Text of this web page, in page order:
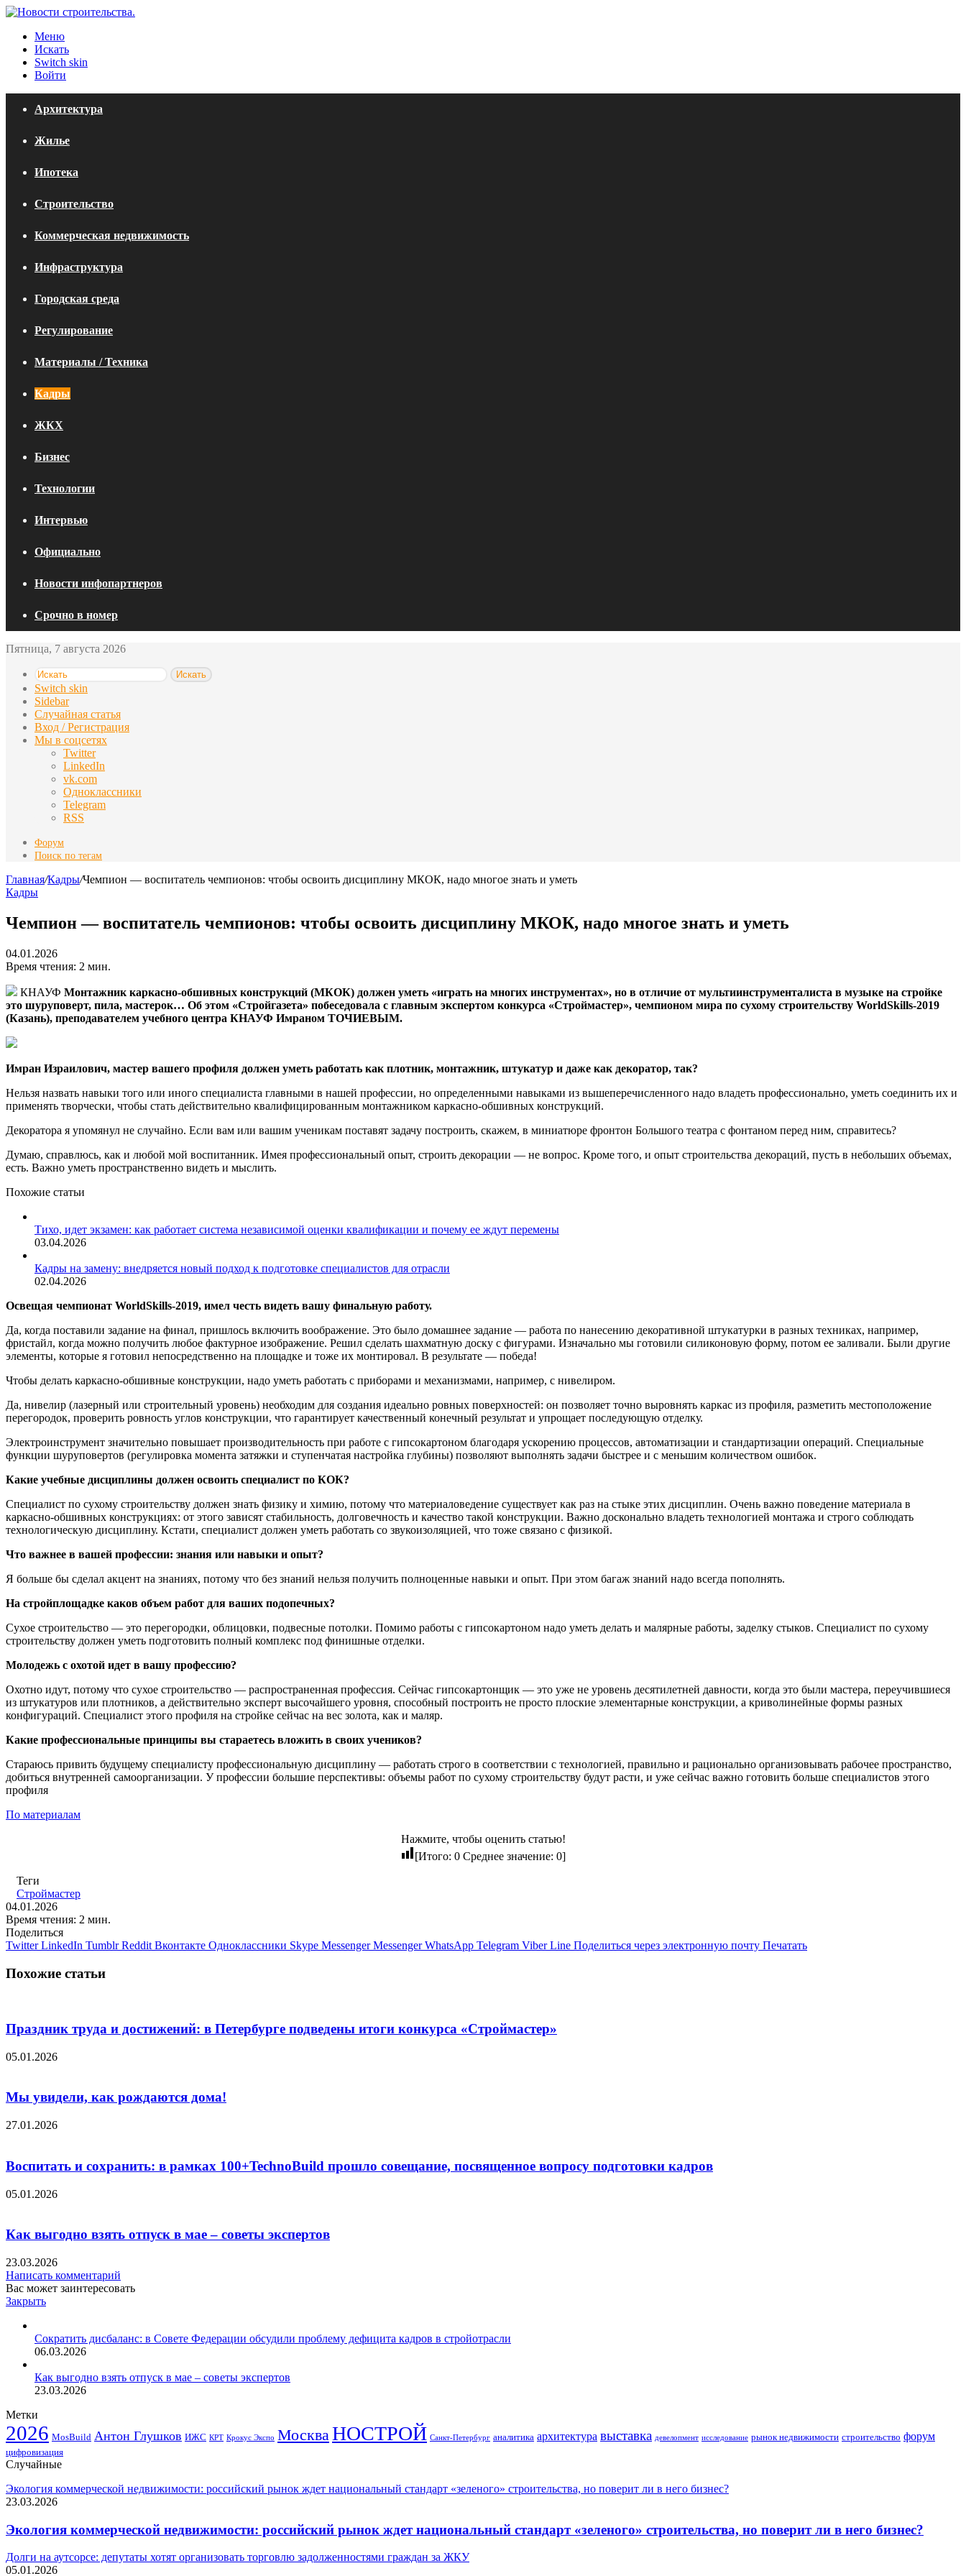
Меню
Искать
Switch skin
Войти
Архитектура
Жилье
Ипотека
Строительство
Коммерческая недвижимость
Инфраструктура
Городская среда
Регулирование
Материалы / Техника
Кадры
ЖКХ
Бизнес
Технологии
Интервью
Официально
Новости инфопартнеров
Срочно в номер
Пятница, 7 августа 2026
Искать
Switch skin
Sidebar
Случайная статья
Вход / Регистрация
Мы в соцсетях
Twitter
LinkedIn
vk.com
Одноклассники
Telegram
RSS
Форум
Поиск по тегам
Главная/Кадры/Чемпион — воспитатель чемпионов: чтобы освоить дисциплину МКОК, надо многое знать и уметь
Кадры
Чемпион — воспитатель чемпионов: чтобы освоить дисциплину МКОК, надо многое знать и уметь
04.01.2026
Время чтения: 2 мин.
КНАУФ Монтажник каркасно-обшивных конструкций (МКОК) должен уметь «играть на многих инструментах», но в отличие от мультиинструменталиста в музыке на стройке
это шуруповерт, пила, мастерок… Об этом «Стройгазета» побеседовала с главным экспертом конкурса «Строймастер», чемпионом мира по сухому строительству WorldSkills-2019
(Казань), преподавателем учебного центра КНАУФ Имраном ТОЧИЕВЫМ.
Имран Израилович, мастер вашего профиля должен уметь работать как плотник, монтажник, штукатур и даже как декоратор, так?
Нельзя назвать навыки того или иного специалиста главными в нашей профессии, но определенными навыками из вышеперечисленного надо владеть профессионально, уметь соединить их и
применять творчески, чтобы стать действительно квалифицированным монтажником каркасно-обшивных конструкций.
Декоратора я упомянул не случайно. Если вам или вашим ученикам поставят задачу построить, скажем, в миниатюре фронтон Большого театра с фонтаном перед ним, справитесь?
Думаю, справлюсь, как и любой мой воспитанник. Имея профессиональный опыт, строить декорации — не вопрос. Кроме того, и опыт строительства декораций, пусть в небольших объемах,
есть. Важно уметь пространственно видеть и мыслить.
Похожие статьи
Тихо, идет экзамен: как работает система независимой оценки квалификации и почему ее ждут перемены
03.04.2026
Кадры на замену: внедряется новый подход к подготовке специалистов для отрасли
02.04.2026
Освещая чемпионат WorldSkills-2019, имел честь видеть вашу финальную работу.
Да, когда поставили задание на финал, пришлось включить воображение. Это было домашнее задание — работа по нанесению декоративной штукатурки в разных техниках, например,
фристайл, когда можно получить любое фактурное изображение. Решил сделать шахматную доску с фигурами. Изначально мы готовили силиконовую форму, потом ее заливали. Были другие
элементы, которые я готовил непосредственно на площадке и тоже их монтировал. В результате — победа!
Чтобы делать каркасно-обшивные конструкции, надо уметь работать с приборами и механизмами, например, с нивелиром.
Да, нивелир (лазерный или строительный уровень) необходим для создания идеально ровных поверхностей: он позволяет точно выровнять каркас из профиля, разметить местоположение
перегородок, проверить ровность углов конструкции, что гарантирует качественный конечный результат и упрощает последующую отделку.
Электроинструмент значительно повышает производительность при работе с гипсокартоном благодаря ускорению процессов, автоматизации и стандартизации операций. Специальные
функции шуруповертов (регулировка момента затяжки и ступенчатая настройка глубины) позволяют выполнять задачи быстрее и с меньшим количеством ошибок.
Какие учебные дисциплины должен освоить специалист по КОК?
Специалист по сухому строительству должен знать физику и химию, потому что материаловедение существует как раз на стыке этих дисциплин. Очень важно поведение материала в
каркасно-обшивных конструкциях: от этого зависят стабильность, долговечность и качество такой конструкции. Важно досконально владеть технологией монтажа и строго соблюдать
технологическую дисциплину. Кстати, специалист должен уметь работать со звукоизоляцией, что тоже связано с физикой.
Что важнее в вашей профессии: знания или навыки и опыт?
Я больше бы сделал акцент на знаниях, потому что без знаний нельзя получить полноценные навыки и опыт. При этом багаж знаний надо всегда пополнять.
На стройплощадке каков объем работ для ваших подопечных?
Сухое строительство — это перегородки, облицовки, подвесные потолки. Помимо работы с гипсокартоном надо уметь делать и малярные работы, заделку стыков. Специалист по сухому
строительству должен уметь подготовить полный комплекс под финишные отделки.
Молодежь с охотой идет в вашу профессию?
Охотно идут, потому что сухое строительство — распространенная профессия. Сейчас гипсокартонщик — это уже не уровень десятилетней давности, когда это были мастера, переучившиеся
из штукатуров или плотников, а действительно эксперт высочайшего уровня, способный построить не просто плоские элементарные конструкции, а криволинейные формы разных
конфигураций. Специалист этого профиля на стройке сейчас на вес золота, как и маляр.
Какие профессиональные принципы вы стараетесь вложить в своих учеников?
Стараюсь привить будущему специалисту профессиональную дисциплину — работать строго в соответствии с технологией, правильно и рационально организовывать рабочее пространство,
добиться внутренней самоорганизации. У профессии большие перспективы: объемы работ по сухому строительству будут расти, и уже сейчас важно готовить больше специалистов этого
профиля
По материалам
Нажмите, чтобы оценить статью!
[Итого: 0 Среднее значение: 0]
Теги
Строймастер
04.01.2026
Время чтения: 2 мин.
Поделиться
Twitter LinkedIn Tumblr Reddit Вконтакте Одноклассники Skype Messenger Messenger WhatsApp Telegram Viber Line Поделиться через электронную почту Печатать
Похожие статьи
Праздник труда и достижений: в Петербурге подведены итоги конкурса «Строймастер»
05.01.2026
Мы увидели, как рождаются дома!
27.01.2026
Воспитать и сохранить: в рамках 100+TechnoBuild прошло совещание, посвященное вопросу подготовки кадров
05.01.2026
Как выгодно взять отпуск в мае – советы экспертов
23.03.2026
Написать комментарий
Вас может заинтересовать
Закрыть
Сократить дисбаланс: в Совете Федерации обсудили проблему дефицита кадров в стройотрасли
06.03.2026
Как выгодно взять отпуск в мае – советы экспертов
23.03.2026
Метки
2026 MosBuild Антон Глушков ИЖС КРТ Крокус Экспо МоскваНОСТРОЙ Санкт-Петербург аналитика архитектура выставка девелопмент исследование рынок недвижимости строительство форум
цифровизация
Случайные
Экология коммерческой недвижимости: российский рынок ждет национальный стандарт «зеленого» строительства, но поверит ли в него бизнес?
23.03.2026
Экология коммерческой недвижимости: российский рынок ждет национальный стандарт «зеленого» строительства, но поверит ли в него бизнес?
Долги на аутсорсе: депутаты хотят организовать торговлю задолженностями граждан за ЖКУ
05.01.2026